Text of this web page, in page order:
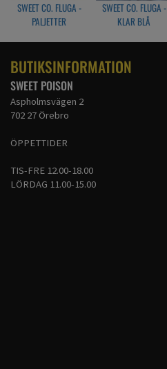
SWEET CO. FLUGA -
PALJETTER
SWEET CO. FLUGA -
KLAR BLÅ
BUTIKSINFORMATION
SWEET POISON
Aspholmsvägen 2
702 27 Örebro
ÖPPETTIDER
TIS-FRE 12.00-18.00
LÖRDAG 11.00-15.00